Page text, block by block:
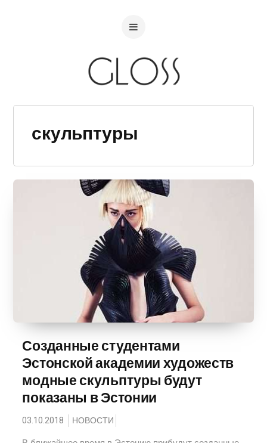
скульптуры
Созданные студентами
Эстонской академии художеств
модные скульптуры будут
показаны в Эстонии
03.10.2018 НОВОСТИ